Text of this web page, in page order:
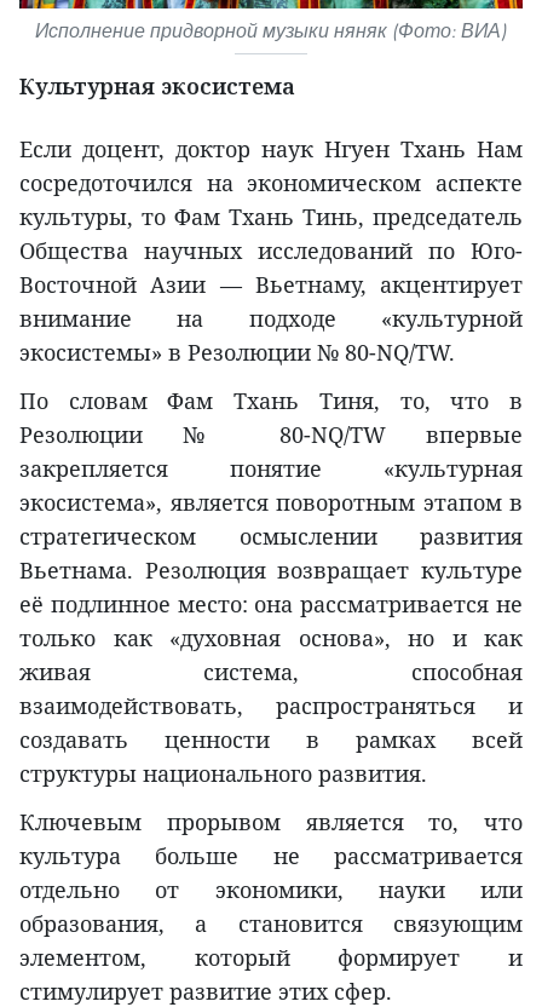
Исполнение придворной музыки няняк (Фото: ВИА)
Культурная экосистема
Если доцент, доктор наук Нгуен Тхань Нам
сосредоточился на экономическом аспекте
культуры, то Фам Тхань Тинь, председатель
Общества научных исследований по Юго-
Восточной Азии — Вьетнаму, акцентирует
внимание на подходе «культурной
экосистемы» в Резолюции № 80-NQ/TW.
По словам Фам Тхань Тиня, то, что в
Резолюции № 80-NQ/TW впервые
закрепляется понятие «культурная
экосистема», является поворотным этапом в
стратегическом осмыслении развития
Вьетнама. Резолюция возвращает культуре
её подлинное место: она рассматривается не
только как «духовная основа», но и как
живая система, способная
взаимодействовать, распространяться и
создавать ценности в рамках всей
структуры национального развития.
Ключевым прорывом является то, что
культура больше не рассматривается
отдельно от экономики, науки или
образования, а становится связующим
элементом, который формирует и
стимулирует развитие этих сфер.